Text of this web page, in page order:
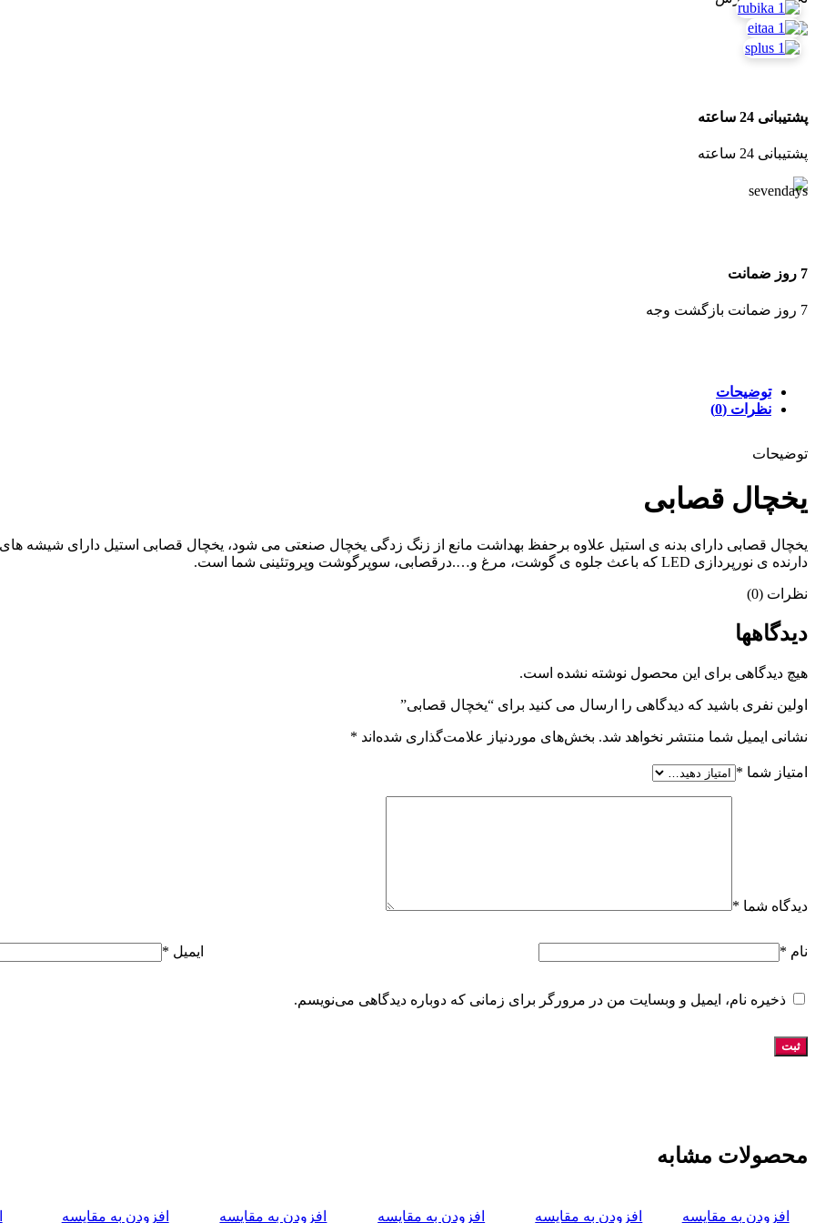
پشتیبانی 24 ساعته
پشتیبانی 24 ساعته
7 روز ضمانت
7 روز ضمانت بازگشت وجه
توضیحات
نظرات (0)
توضیحات
یخچال قصابی
یخچال قصابی دارای بدنه ی استیل علاوه برحفظ بهداشت مانع از زنگ زدگی یخچال صنعتی می شود، یخچال قصابی استیل دارای شیشه
دارنده ی نورپردازی LED که باعث جلوه ی گوشت، مرغ و….درقصابی، سوپرگوشت وپروتئینی شما است.
نظرات (0)
دیدگاهها
هیچ دیدگاهی برای این محصول نوشته نشده است.
اولین نفری باشید که دیدگاهی را ارسال می کنید برای “یخچال قصابی”
نشانی ایمیل شما منتشر نخواهد شد. بخش‌های موردنیاز علامت‌گذاری شده‌اند *
امتیاز شما *
دیدگاه شما *
نام * ایمیل *
ذخیره نام، ایمیل و وبسایت من در مرورگر برای زمانی که دوباره دیدگاهی می‌نویسم.
محصولات مشابه
افزودن به مقایسه افزودن به مقایسه افزودن به مقایسه افزودن به مقایسه افزودن به مقایسه